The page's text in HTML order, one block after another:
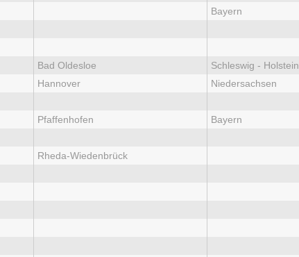
Bayern
Bad Oldesloe
Schleswig - Holstein
Hannover
Niedersachsen
Pfaffenhofen
Bayern
Rheda-Wiedenbrück